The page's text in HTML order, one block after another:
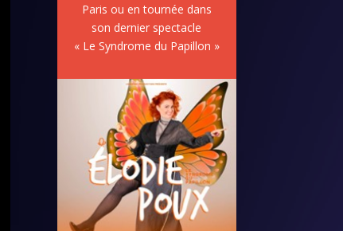
Paris ou en tournée dans
son dernier spectacle
« Le Syndrome du Papillon »